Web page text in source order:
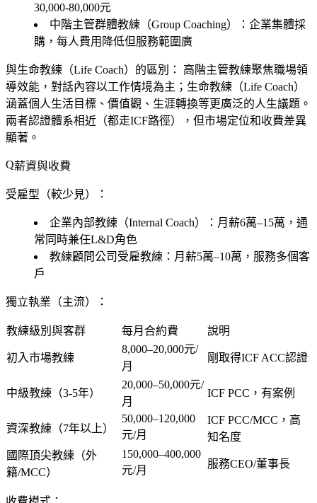
30,000-80,000元
中階主管群體教練（Group Coaching）
：企業集體採
購，每人費用降低但服務範圍廣
與生命教練（Life Coach）的區別：
高階主管教練聚焦職場領
導效能，對話內容以工作情境為主；生命教練（Life Coach）
涵蓋個人生活目標、價值觀、生涯轉換等更廣泛的人生議題。
兩者認證體系相近（都走ICF路徑），但市場定位和收費差異
顯著。
薪資與收費
受雇型（較少見）：
企業內部教練（Internal Coach）：月薪6萬–15萬，通
常同時兼任L&D角色
教練顧問公司受雇教練：月薪5萬–10萬，服務多個客
戶
獨立執業（主流）：
教練級別與客群 每月合約費 說明
初入市場教練
8,000–20,000元/
月
剛取得ICF ACC認證
中級教練（3-5年）
20,000–50,000元/
月
ICF PCC，有案例
資深教練（7年以上）
50,000–120,000
元/月
ICF PCC/MCC，高
知名度
國際頂尖教練（外
籍/MCC）
150,000–400,000
元/月
服務CEO/董事長